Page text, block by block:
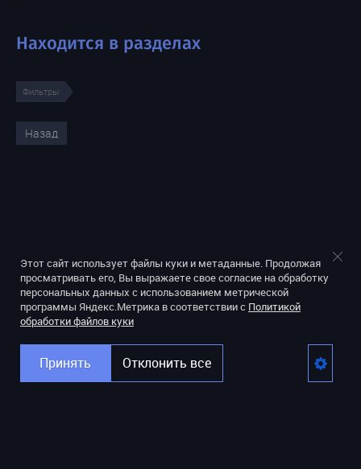
Находится в разделах
Фильтры
Назад
Этот сайт использует файлы куки и метаданные. Продолжая
просматривать его, Вы выражаете свое согласие на обработку
персональных данных с использованием метрической
программы Яндекс.Метрика в соответствии с Политикой
обработки файлов куки
Принять Отклонить все